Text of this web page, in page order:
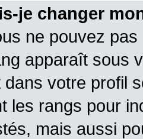
je changer
ne pouvez
apparaît sous
votre profil
les rangs pour
mais aussi